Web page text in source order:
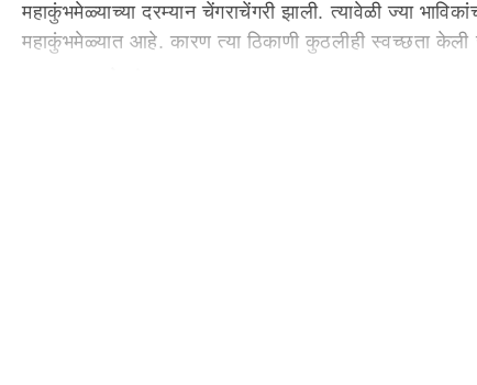
महाकुंभमेळ्याच्या दरम्यान चेंगराचेंगरी झाली. त्यावेळी ज्या
महाकुंभमेळ्यात आहे. कारण त्या ठिकाणी कुठलीही स्वच्छता केली
मृतदेह पाण्यात फेकण्यात आल्याने पाणी दुषित झालं आहे. हे